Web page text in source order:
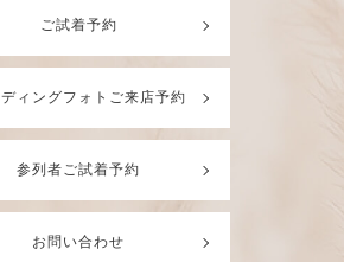
ご試着予約
ィングフォトご来店予約
参列者ご試着予約
お問い合わせ